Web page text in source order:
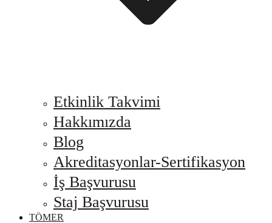
Etkinlik Takvimi
Hakkımızda
Blog
Akreditasyonlar-Sertifikasyon
İş Başvurusu
Staj Başvurusu
TÖMER